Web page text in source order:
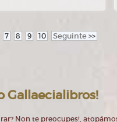
7 8 9 10 Seguinte >>
Gallaecialibros!
Non te preocupes!,